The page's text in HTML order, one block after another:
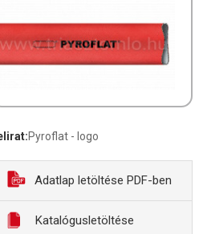
Pyroflat - logo
Adatlap letöltése PDF-ben
Katalógusletöltése